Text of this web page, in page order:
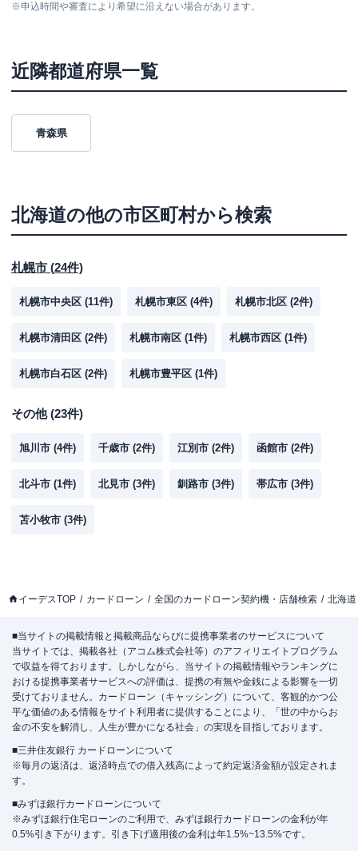
※申込時間や審査により希望に沿えない場合があります。
近隣都道府県一覧
青森県
北海道の他の市区町村から検索
札幌市 (24件)
札幌市中央区 (11件) 札幌市東区 (4件) 札幌市北区 (2件)
札幌市清田区 (2件) 札幌市南区 (1件) 札幌市西区 (1件)
札幌市白石区 (2件) 札幌市豊平区 (1件)
その他(23件)
旭川市 (4件) 千歳市 (2件) 江別市 (2件) 函館市 (2件)
北斗市 (1件) 北見市 (3件) 釧路市 (3件) 帯広市 (3件)
苫小牧市 (3件)
イーデスTOP カードローン 全国のカードローン契約機・店舗検索 北海道
■当サイトの掲載情報と掲載商品ならびに提携事業者のサービスについて
当サイトでは、掲載各社（アコム株式会社等）のアフィリエイトプログラム
で収益を得ております。しかしながら、当サイトの掲載情報やランキングに
おける提携事業者サービスへの評価は、提携の有無や金銭による影響を一切
受けておりません。カードローン（キャッシング）について、客観的かつ公
平な価値のある情報をサイト利用者に提供することにより、「世の中からお
金の不安を解消し、人生が豊かになる社会」の実現を目指しております。
■三井住友銀行 カードローンについて
※毎月の返済は、返済時点での借入残高によって約定返済金額が設定されま
す。
■みずほ銀行カードローンについて
※みずほ銀行住宅ローンのご利用で、みずほ銀行カードローンの金利が年
0.5%引き下がります。引き下げ適用後の金利は年1.5%~13.5%です。